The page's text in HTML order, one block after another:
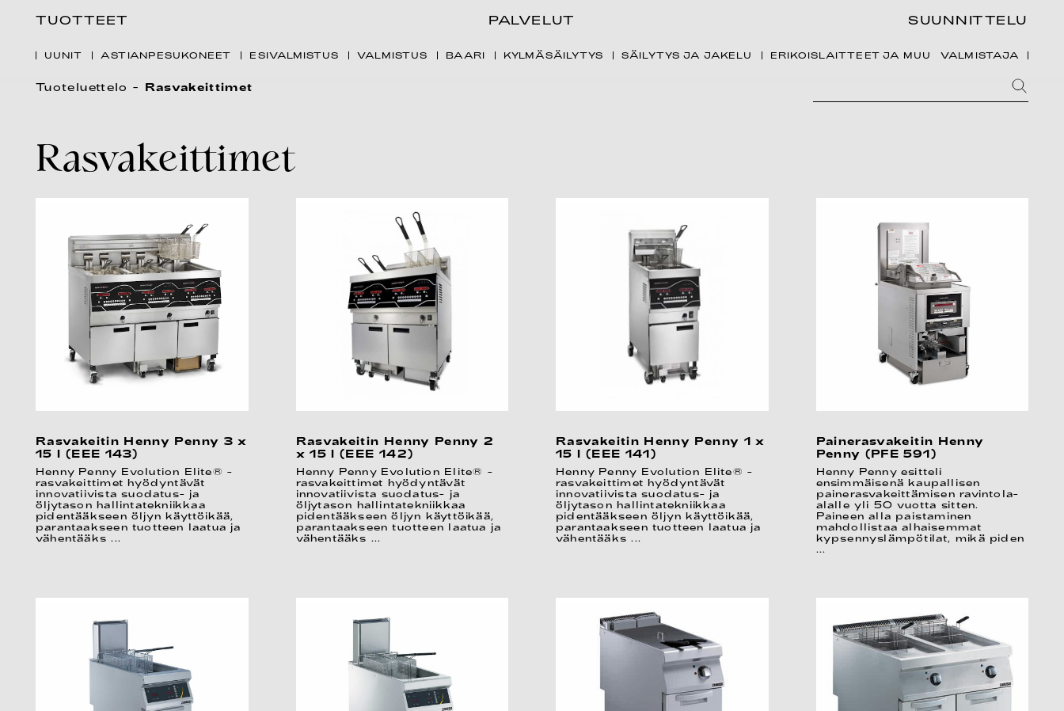
TUOTTEET PALVELUT SUUNNITTELU
UUNIT ASTIANPESUKONEET ESIVALMISTUS VALMISTUS BAARI KYLMÄSÄILYTYS SÄILYTYS JA JAKELU ERIKOISLAITTEET JA MUU VALMISTAJA
Tuoteluettelo Rasvakeittimet
Rasvakeittimet
Rasvakeitin Henny Penny 3 x
15 l (EEE 143)
Henny Penny Evolution Elite® -
rasvakeittimet hyödyntävät
innovatiivista suodatus- ja
öljytason hallintatekniikkaa
pidentääkseen öljyn käyttöikää,
parantaakseen tuotteen laatua ja
vähentääks ...
Rasvakeitin Henny Penny 2
x 15 l (EEE 142)
Henny Penny Evolution Elite® -
rasvakeittimet hyödyntävät
innovatiivista suodatus- ja
öljytason hallintatekniikkaa
pidentääkseen öljyn käyttöikää,
parantaakseen tuotteen laatua ja
vähentääks ...
Rasvakeitin Henny Penny 1 x
15 l (EEE 141)
Henny Penny Evolution Elite® -
rasvakeittimet hyödyntävät
innovatiivista suodatus- ja
öljytason hallintatekniikkaa
pidentääkseen öljyn käyttöikää,
parantaakseen tuotteen laatua ja
vähentääks ...
Painerasvakeitin Henny
Penny (PFE 591)
Henny Penny esitteli
ensimmäisenä kaupallisen
painerasvakeittämisen ravintola-
alalle yli 50 vuotta sitten.
Paineen alla paistaminen
mahdollistaa alhaisemmat
kypsennyslämpötilat, mikä piden